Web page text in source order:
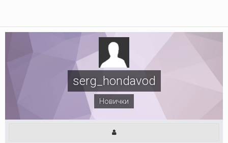
serg_hondavod
Новички